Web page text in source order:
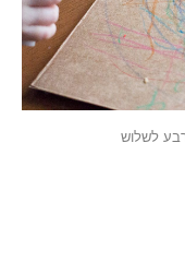
לשלוש